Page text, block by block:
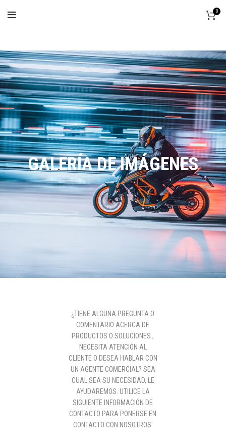
0
GALERÍA DE IMÁGENES
¿TIENE ALGUNA PREGUNTA O
COMENTARIO ACERCA DE
PRODUCTOS O SOLUCIONES ,
NECESITA ATENCIÓN AL
CLIENTE O DESEA HABLAR CON
UN AGENTE COMERCIAL? SEA
CUAL SEA SU NECESIDAD, LE
AYUDAREMOS. UTILICE LA
SIGUIENTE INFORMACIÓN DE
CONTACTO PARA PONERSE EN
CONTACTO CON NOSOTROS.